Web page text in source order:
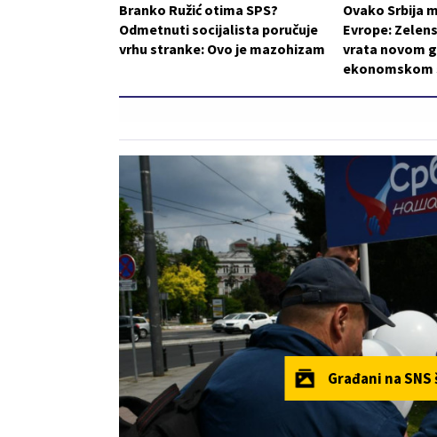
Branko Ružić otima SPS?
Odmetnuti socijalista poručuje
vrhu stranke: Ovo je mazohizam
Ovako Srbija
Evrope:
vrata novom
ekonomskom
Građani na